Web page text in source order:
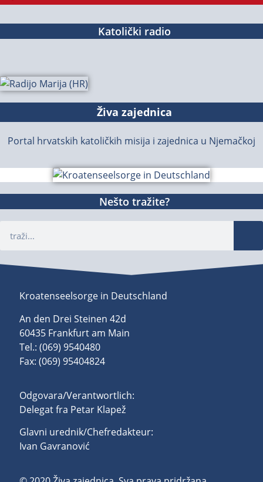
Katolički radio
Živa zajednica
Portal hrvatskih katoličkih misija i zajednica u Njemačkoj
Nešto tražite?
Kroatenseelsorge in Deutschland
An den Drei Steinen 42d
60435 Frankfurt am Main
Tel.: (069) 9540480
Fax: (069) 95404824
Odgovara/Verantwortlich:
Delegat fra Petar Klapež
Glavni urednik/Chefredakteur:
Ivan Gavranović